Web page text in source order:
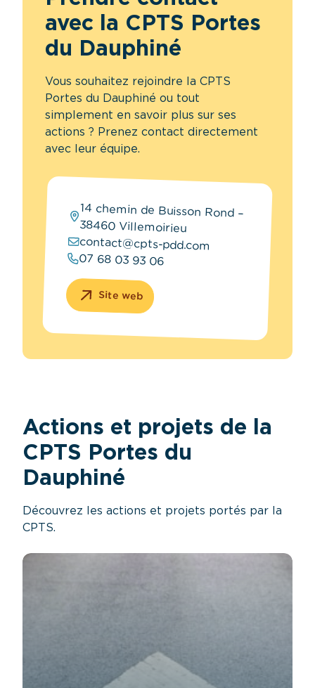
avec la CPTS Portes
du Dauphiné
Vous souhaitez rejoindre la CPTS
Portes du Dauphiné ou tout
simplement en savoir plus sur ses
actions ? Prenez contact directement
avec leur équipe.
14 chemin de Buisson Rond –
38460 Villemoirieu
contact@cpts-pdd.com
07 68 03 93 06
Site web
Actions et projets de la
CPTS Portes du
Dauphiné
Découvrez les actions et projets portés par la
CPTS.